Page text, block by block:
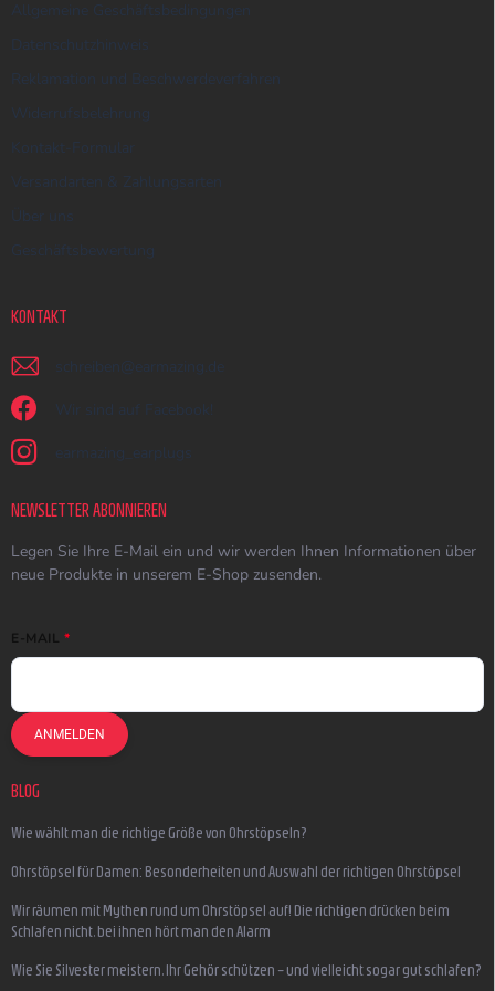
Allgemeine Geschäftsbedingungen
Datenschutzhinweis
Reklamation und Beschwerdeverfahren
Widerrufsbelehrung
Kontakt-Formular
Versandarten & Zahlungsarten
Über uns
Geschäftsbewertung
KONTAKT
schreiben @ earmazing.de
Wir sind auf Facebook!
earmazing_earplugs
NEWSLETTER ABONNIEREN
Legen Sie Ihre E-Mail ein und wir werden Ihnen Informationen über
neue Produkte in unserem E-Shop zusenden.
E-MAIL
ANMELDEN
BLOG
Wie wählt man die richtige Größe von Ohrstöpseln?
Ohrstöpsel für Damen: Besonderheiten und Auswahl der richtigen Ohrstöpsel
Wir räumen mit Mythen rund um Ohrstöpsel auf! Die richtigen drücken beim
Schlafen nicht, bei ihnen hört man den Alarm
Wie Sie Silvester meistern, Ihr Gehör schützen – und vielleicht sogar gut schlafen?